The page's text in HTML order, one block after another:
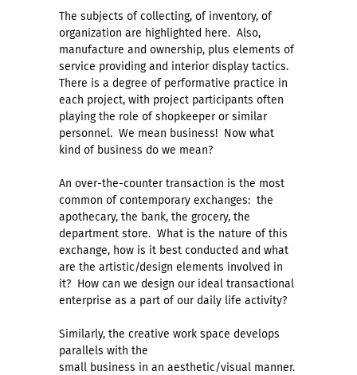
The subjects of collecting, of inventory, of
organization are highlighted here. Also,
manufacture and ownership, plus elements of
service providing and interior display tactics.
There is a degree of performative practice in
each project, with project participants often
playing the role of shopkeeper or similar
personnel. We mean business! Now what
kind of business do we mean?
An over-the-counter transaction is the most
common of contemporary exchanges: the
apothecary, the bank, the grocery, the
department store. What is the nature of this
exchange, how is it best conducted and what
are the artistic/design elements involved in
it? How can we design our ideal transactional
enterprise as a part of our daily life activity?
Similarly, the creative work space develops
parallels with the
small business in an aesthetic/visual manner.